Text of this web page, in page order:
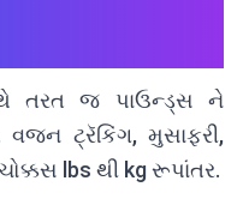
તરત જ પાઉન્ડ્સ ને
વજન ટ્રૅકિંગ, મુસાફરી,
lbs થી kg રૂપાંતર.